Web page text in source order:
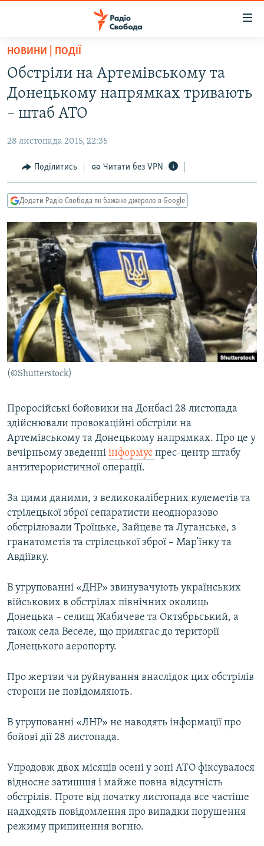
Перейти
основного
матеріалу
основної
Перейти
до
пошуку
РАДІО СВОБОДА – 70 РОКІВ
ВСЕ ЗА ДОБУ
ЕКОНОМІКА
СУСПІЛЬСТВО
УКРАЇНА
СВІТ
РОСІЙСЬКА «ФІЛЬТРАЦІЯ»
ДОНБАС.РЕАЛІЇ
ТИ ЯК?
СХЕМИ
КИТАЙ.ВИКЛИКИ
МУЛЬТИМЕДІА
ФОТО
СПЕЦПРОЄКТИ
ПОДКАСТИ
КРИМ РЕАЛІЇ
УКР
КТАТ
ДОЛУЧАЙСЯ!
Усі сайти RFE/RL
НОВИНИ | ПОДІЇ
Обстріли на Артемівському та
Донецькому напрямках тривають
– штаб АТО
28 листопада 2015, 22:35
Поділитись Читати без VPN
Додати Радіо Свобода як бажане джерело в Google
(©Shutterstock)
Проросійські бойовики на Донбасі 28 листопада
здійснювали провокаційні обстріли на
Артемівському та Донецькому напрямках. Про це у
вечірньому зведенні інформує прес-центр штабу
антитерористичної операції.
За цими даними, з великокаліберних кулеметів та
стрілецької зброї сепаратисти неодноразово
обстрілювали Троїцьке, Зайцеве та Луганське, з
гранатометів та стрілецької зброї – Мар’їнку та
Авдіївку.
В угрупованні «ДНР» звинувачують українських
військових в обстрілах північних околиць
Донецька – селищ Жабичеве та Октябрьський, а
також села Веселе, що прилягає до території
Донецького аеропорту.
Про жертви чи руйнування внаслідок цих обстрілів
сторони не повідомляють.
В угрупованні «ЛНР» не наводять інформації про
бойові дії 28 листопада.
Упродовж двох місяців осені у зоні АТО фіксувалося
відносне затишшя і майже повна відсутність
обстрілів. Проте від початку листопада все частіше
надходять повідомлення про випадки порушення
режиму припинення вогню.